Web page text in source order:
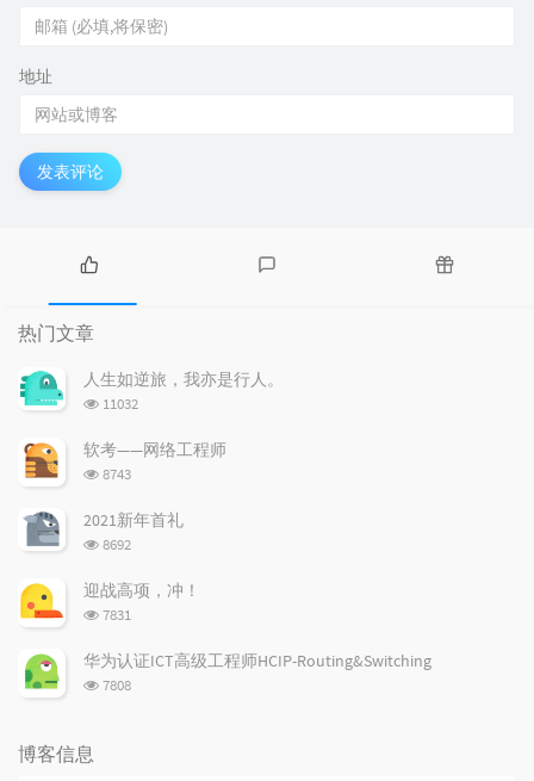
地址
发表评论
门
文
章
热门文章
人生如逆旅，我亦是行人。
浏
次
数:
11032
软考——网络工程师
浏
次
8743
2021新年首礼
浏
次
数:
8692
迎战高项，冲！
浏
次
数:
7831
华为认证ICT高级工程师HCIP-Routing&Switching
浏
7808
博客信息